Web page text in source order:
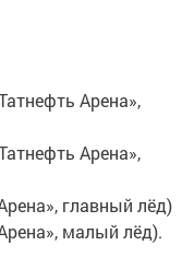
Арена»,
Арена»,
главный лёд)
малый лёд).